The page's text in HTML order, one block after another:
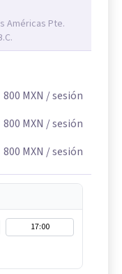
Américas Pte.
800 MXN / sesión
800 MXN / sesión
800 MXN / sesión
17:00